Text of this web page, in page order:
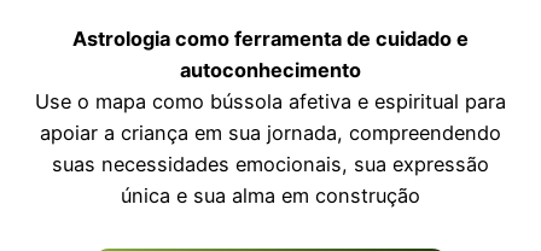
Astrologia como ferramenta de cuidado e
autoconhecimento
Use o mapa como bússola afetiva e espiritual para
apoiar a criança em sua jornada, compreendendo
suas necessidades emocionais, sua expressão
única e sua alma em construção